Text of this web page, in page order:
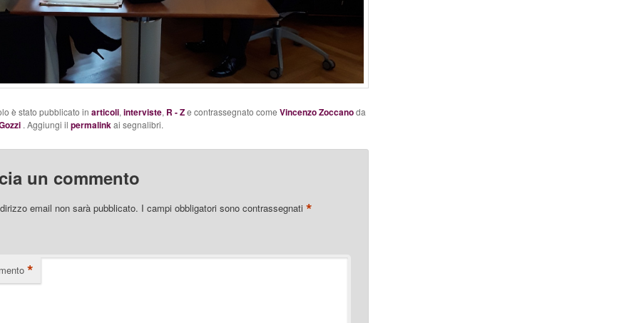
è stato pubblicato inarticoli,interviste, R - Ze contrassegnato comeVincenzo Zoccanoda
. Aggiungi ilpermalinkai segnalibri.
un commento
email non sarà pubblicato. I campi obbligatori sono contrassegnati *
*